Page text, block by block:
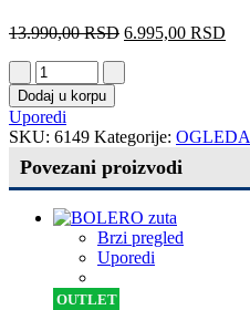
13.990,00RSD 6.995,00 RSD
Dodaj u korpu
Uporedi
SKU: 6149 Kategorije:
Povezani proizvodi
Brzi pregled
Uporedi
OUTLET